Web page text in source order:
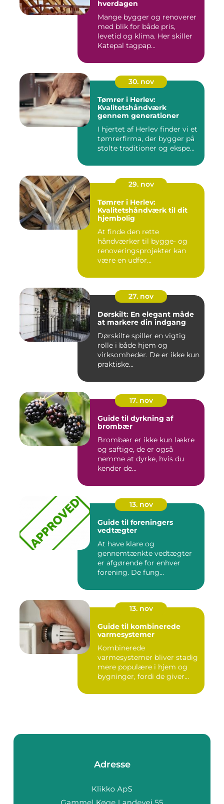
hverdagen
Mange bygger og renoverer
med blik for både pris,
levetid og klima. Her skiller
Katepal tagpap...
30. nov
Tømrer i Herlev:
Kvalitetshåndværk
gennem generationer
I hjertet af Herlev finder vi et
tømrerfirma, der bygger på
stolte traditioner og ekspe...
29. nov
Tømrer i Herlev:
Kvalitetshåndværk til dit
hjembolig
At finde den rette
håndværker til bygge- og
renoveringsprojekter kan
være en udfor...
27. nov
Dørskilt: En elegant måde
at markere din indgang
Dørskilte spiller en vigtig
rolle i både hjem og
virksomheder. De er ikke kun
praktiske...
17. nov
Guide til dyrkning af
brombær
Brombær er ikke kun lækre
og saftige, de er også
nemme at dyrke, hvis du
kender de...
13. nov
Guide til foreningers
vedtægter
At have klare og
gennemtænkte vedtægter
er afgørende for enhver
forening. De fung...
13. nov
Guide til kombinerede
varmesystemer
Kombinerede
varmesystemer bliver stadig
mere populære i hjem og
bygninger, fordi de giver
Adresse